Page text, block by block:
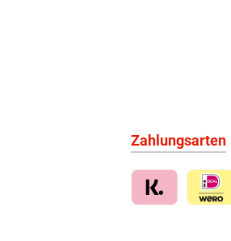
Zahlungsarten